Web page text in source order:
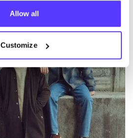
Allow all
Customize